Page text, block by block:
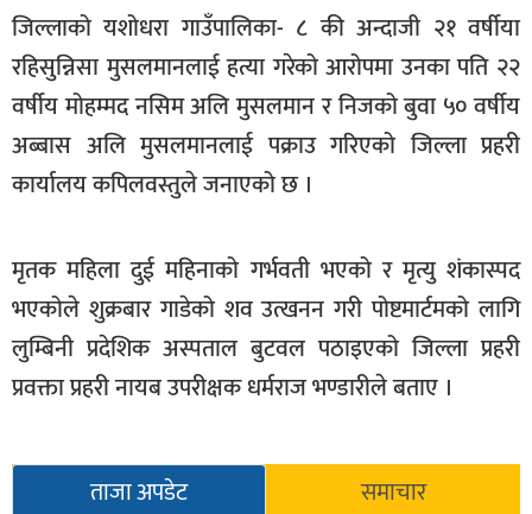
कुराकानी
जीवनशैली
साहित्य
सूचना-
प्रवधि
जिल्लाको यशोधरा गाउँपालिका- ८ की अन्दाजी २१ वर्षीया
रहिसुन्निसा मुसलमानलाई हत्या गरेको आरोपमा उनका पति २२
वर्षीय मोहम्मद नसिम अलि मुसलमान र निजको बुवा ५० वर्षीय
अब्बास अलि मुसलमानलाई पक्राउ गरिएको जिल्ला प्रहरी
कार्यालय कपिलवस्तुले जनाएको छ ।
मृतक महिला दुई महिनाको गर्भवती भएको र मृत्यु शंकास्पद
भएकोले शुक्रबार गाडेको शव उत्खनन गरी पोष्टमार्टमको लागि
लुम्बिनी प्रदेशिक अस्पताल बुटवल पठाइएको जिल्ला प्रहरी
प्रवक्ता प्रहरी नायब उपरीक्षक धर्मराज भण्डारीले बताए ।
ताजा अपडेट समाचार